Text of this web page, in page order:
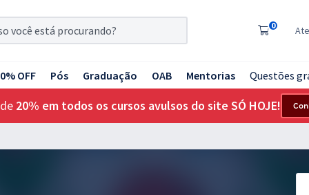
0
OFF Pós Graduação OAB Mentorias Questões
20% em todos os cursos avulsos do site SÓ HOJE!